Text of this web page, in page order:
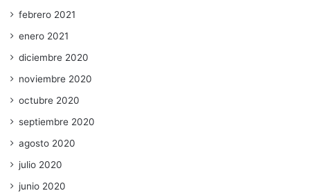
febrero 2021
enero 2021
diciembre 2020
noviembre 2020
octubre 2020
septiembre 2020
agosto 2020
julio 2020
junio 2020